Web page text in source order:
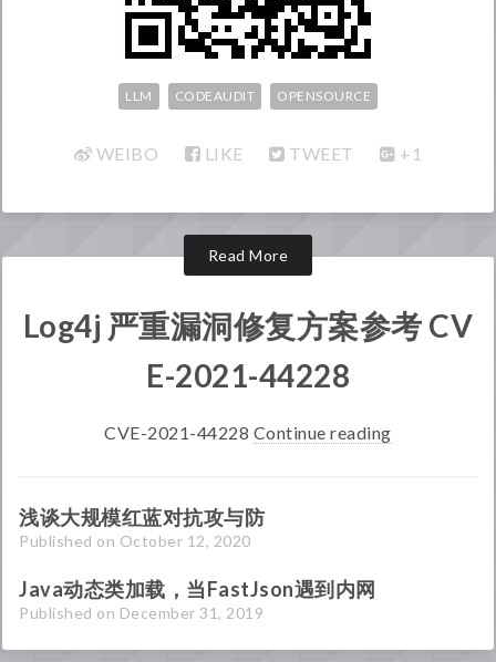
LLM CODEAUDIT OPENSOURCE
WEIBO LIKE TWEET +1
Read More
Log4j 严重漏洞修复方案参考 CV
E-2021-44228
CVE-2021-44228 Continue reading
浅谈大规模红蓝对抗攻与防
Published on October 12, 2020
Java动态类加载，当FastJson遇到内网
Published on December 31, 2019